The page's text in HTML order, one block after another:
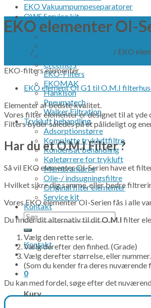
EKO Vakuumpumpeseparatorer
OWS Service kit
OEM produkter
Creemers
EKO-Filters
EKOMAK
Hankison
Pneumatech
Walker Filtration
Trykluft behandling
Adsorptionstørre
Komplette trykluftfiltre
Kondensat behandling
Køletørrere for trykluft
Membrantørre
Olie-/ indsugningsfiltre
Original filter elementer
Service kit
Kontakt
Søg
efter:
Kontakt
0
Kurv
EKO elementer OI-
/ EKO-Filters elementer / EKO
EKO-filters elementer
EKO element OI G1 til O.M.I
Elementer af bedste kvalitet.
Vores filter elementer er designet til at
Filters byder således på et pålideligt og
Har du etO.M.I Filter ?
Så vil EKO elementer OI-Serien have et
Hvilket sikre dig samme, eller bedre
Vores EKO elementer OI-Serien fås i alle
Du finder dit alternativ til dit O.M.I filter
Vælg den rette serie.
Vælg derefter den finhed. (Grade)
Vælg derefter størrelse, eller
(Som du kender fra deres nuværende
Du kan med fordel, søge efter det